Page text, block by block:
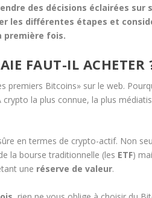
des décisions éclairées sur
les différentes étapes et
première fois.
FAUT-IL ACHETER
premiers Bitcoins» sur le web.
la plus connue, la plus
en termes de crypto-actif. Non
la bourse traditionnelle (les ETF)
une réserve de valeur.